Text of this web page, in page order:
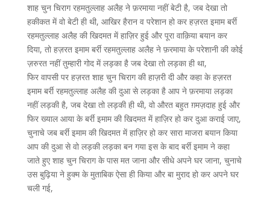
शाह चुन चिराग रहमतुल्लाह अलैह ने फ़रमाया नहीं बेटी है, जब देखा तो
हकीकत में वो बेटी ही थी, आखिर हैरान व परेशान हो कर हज़रत इमाम बर्री
रहमतुल्लाह अलैह की खिदमत में हाज़िर हुई और पूरा वाक़िया बयान कर
दिया, तो हज़रत इमाम बर्री रहमतुल्लाह अलैह ने फ़रमाया के परेशानी की कोई
ज़रुरत नहीं तुम्हारी गोद में लड़का है जब देखा तो लड़का ही था,
फिर वापसी पर हज़रत शाह चुन चिराग की हाज़री दी और कहा के हज़रत
इमाम बर्री रहमतुल्लाह अलैह की दुआ से लड़का है आप ने फ़रमाया लड़का
नहीं लड़की है, जब देखा तो लड़की ही थी, वो औरत बहुत ग़मज़दाह हुई और
फिर ख्याल आया के बर्री इमाम की खिदमत में हाज़िर हो कर दुआ कराई जाए,
चुनाचे जब बर्री इमाम की खिदमत में हाज़िर हो कर सारा माजरा बयान किया
आप की दुआ से वो लड़की लड़का बन गया इस के बाद बर्री इमाम ने कहा
जाते हुए शाह चुन चिराग के पास मत जाना और सीधे अपने घर जाना, चुनाचे
उस बुढ़िया ने हुक्म के मुताबिक ऐसा ही किया और बा मुराद हो कर अपने घर
चली गई,